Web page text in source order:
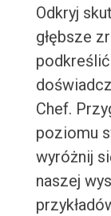
Odkryj
głębsze
Chef.
poziomu
wyróżnij
naszej